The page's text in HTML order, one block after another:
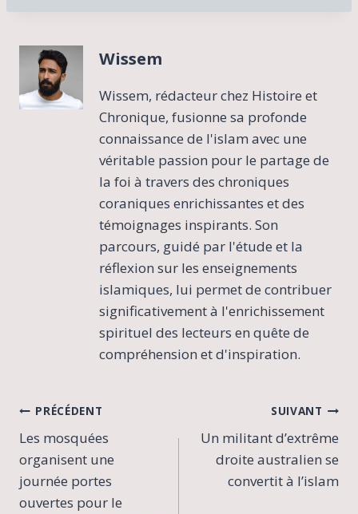
Wissem
Wissem, rédacteur chez Histoire et
Chronique, fusionne sa profonde
connaissance de l'islam avec une
véritable passion pour le partage de
la foi à travers des chroniques
coraniques enrichissantes et des
témoignages inspirants. Son
parcours, guidé par l'étude et la
réflexion sur les enseignements
islamiques, lui permet de contribuer
significativement à l'enrichissement
spirituel des lecteurs en quête de
compréhension et d'inspiration.
Navigation
de
l’article
PRÉCÉDENT
Les mosquées
organisent une
journée portes
ouvertes pour le
SUIVANT
Un militant d’extrême
droite australien se
convertit à l’islam